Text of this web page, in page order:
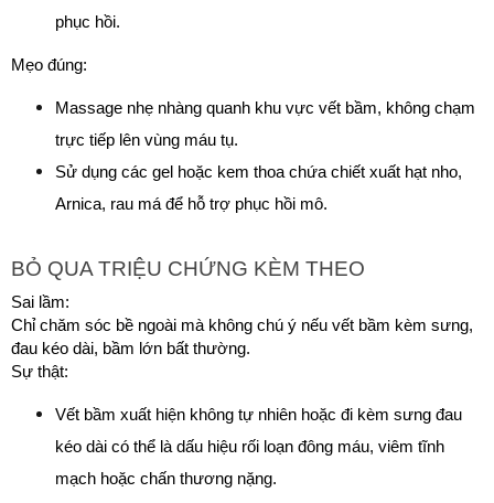
phục hồi.
Mẹo đúng:
Massage nhẹ nhàng quanh khu vực vết bầm, không chạm
trực tiếp lên vùng máu tụ.
Sử dụng các gel hoặc kem thoa chứa chiết xuất hạt nho,
Arnica, rau má để hỗ trợ phục hồi mô.
BỎ QUA TRIỆU CHỨNG KÈM THEO
Sai lầm:
Chỉ chăm sóc bề ngoài mà không chú ý nếu vết bầm kèm sưng,
đau kéo dài, bầm lớn bất thường.
Sự thật:
Vết bầm xuất hiện không tự nhiên hoặc đi kèm sưng đau
kéo dài có thể là dấu hiệu rối loạn đông máu, viêm tĩnh
mạch hoặc chấn thương nặng.